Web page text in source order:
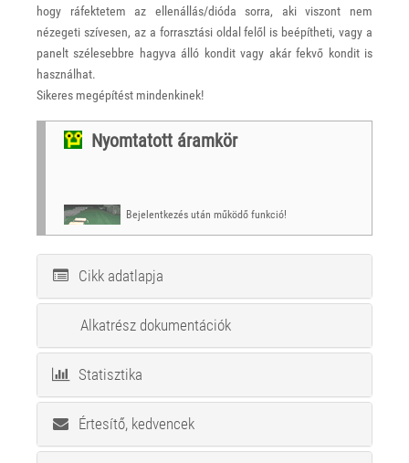
hogy ráfektetem az ellenállás/dióda sorra, aki viszont nem
nézegeti szívesen, az a forrasztási oldal felől is beépítheti, vagy a
panelt szélesebbre hagyva álló kondit vagy akár fekvő kondit is
használhat.
Sikeres megépítést mindenkinek!
Nyomtatott áramkör
Bejelentkezés után működő funkció!
Cikk adatlapja
Alkatrész dokumentációk
Statisztika
Értesítő, kedvencek